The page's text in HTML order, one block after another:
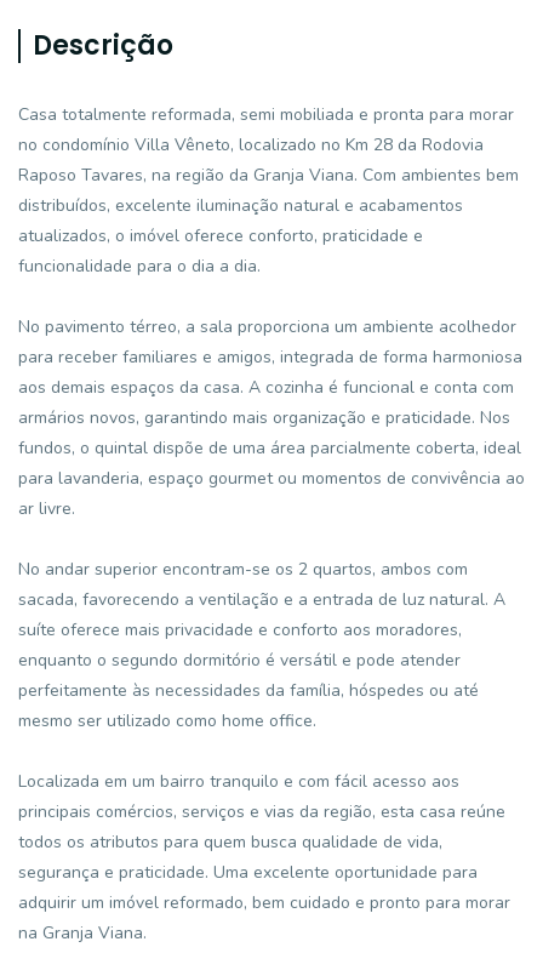
Descrição
Casa totalmente reformada, semi mobiliada e pronta para morar
no condomínio Villa Vêneto, localizado no Km 28 da Rodovia
Raposo Tavares, na região da Granja Viana. Com ambientes bem
distribuídos, excelente iluminação natural e acabamentos
atualizados, o imóvel oferece conforto, praticidade e
funcionalidade para o dia a dia.
No pavimento térreo, a sala proporciona um ambiente acolhedor
para receber familiares e amigos, integrada de forma harmoniosa
aos demais espaços da casa. A cozinha é funcional e conta com
armários novos, garantindo mais organização e praticidade. Nos
fundos, o quintal dispõe de uma área parcialmente coberta, ideal
para lavanderia, espaço gourmet ou momentos de convivência ao
ar livre.
No andar superior encontram-se os 2 quartos, ambos com
sacada, favorecendo a ventilação e a entrada de luz natural. A
suíte oferece mais privacidade e conforto aos moradores,
enquanto o segundo dormitório é versátil e pode atender
perfeitamente às necessidades da família, hóspedes ou até
mesmo ser utilizado como home office.
Localizada em um bairro tranquilo e com fácil acesso aos
principais comércios, serviços e vias da região, esta casa reúne
todos os atributos para quem busca qualidade de vida,
segurança e praticidade. Uma excelente oportunidade para
adquirir um imóvel reformado, bem cuidado e pronto para morar
na Granja Viana.